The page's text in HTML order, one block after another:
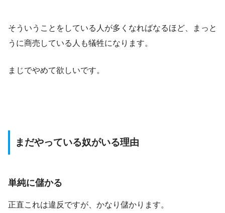
そういうことをしている人が多くなればなるほど、まっと
うに商売している人も犠牲になります。
まじでやめて欲しいです。
まだやっている奴がいる理由
単純に儲かる
正直これは違反ですが、かなり儲かります。